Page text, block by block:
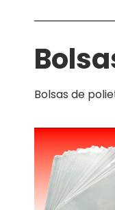
Bolsas de